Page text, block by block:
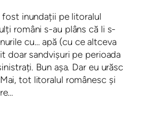
fost inundații pe litoralul
români s-au plâns că li s-
cu… apă (cu ce altceva
doar sandvișuri pe perioada
Bun așa. Dar eu urăsc
tot litoralul românesc și